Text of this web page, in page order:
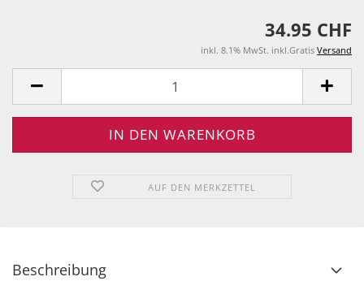
34.95 CHF
inkl. 8.1% MwSt. inkl.Gratis Versand
AUF DEN MERKZETTEL
Beschreibung